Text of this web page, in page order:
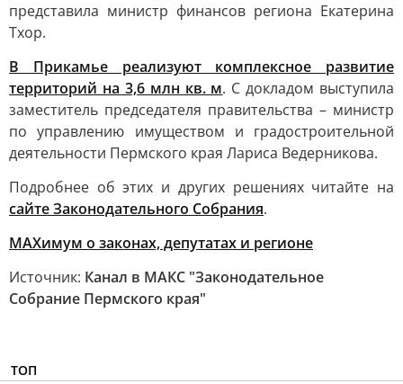
представила министр финансов региона Екатерина
Тхор.
В Прикамье реализуют комплексное развитие
территорий на 3,6 млн кв. м. С докладом выступила
заместитель председателя правительства – министр
по управлению имуществом и градостроительной
деятельности Пермского края Лариса Ведерникова.
Подробнее об этих и других решениях читайте на
сайте Законодательного Собрания.
MAXимум о законах, депутатах и регионе
Источник: Канал в МАКС "Законодательное
Собрание Пермского края"
ТОП